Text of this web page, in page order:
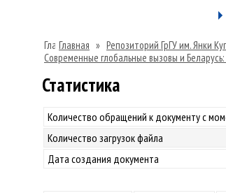
Главная » Репозиторий ГрГУ им. Янки
Современные глобальные вызовы и
Статистика
Количество обращений к документу с
Количество загрузок файла
Дата создания документа